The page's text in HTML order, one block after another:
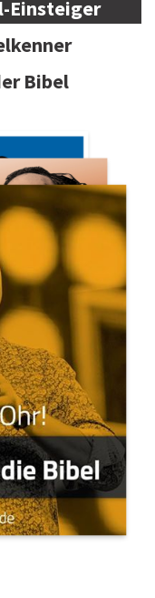
Einsteiger
Bibel